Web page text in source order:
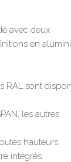
avec deux
en
RAL sont
les autres
hauteurs.
intégrés.